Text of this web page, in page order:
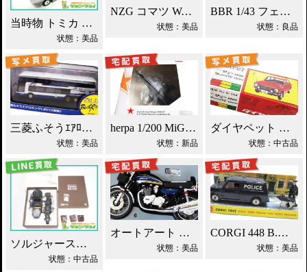
当時物 トミカ トヨタ 2000GT 黒箱 日本製 買取！
状態：美品
NZG コマツ WA1200 ホイールローダー買取！
状態：美品
BBR 1/43 フェラーリ エンツォ ミニカー買取！
状態：良品
三菱ふそうｴｱﾛｷﾝｸﾞ JRﾊﾞｽ関東 ミニカー買取！
状態：美品
herpa 1/200 MiG-25P ソ連防空軍 買取！
状態：新品
ダイヤペット ダットサン サニー ミニカー買取！
状態：中古品
ソルジャーストーリー 1/6 ツェンダップ買取！
状態：中古品
オートアート カワサキ750RS(Z2) 買取！
状態：美品
CORGI 448 B.M.C ミニ ポリスバン買取！
状態：美品